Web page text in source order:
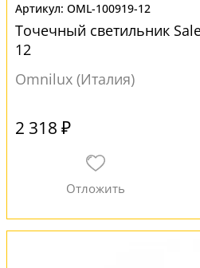
OML-100919-12
Точечный светильник
12
Omnilux (Италия)
2 318 ₽